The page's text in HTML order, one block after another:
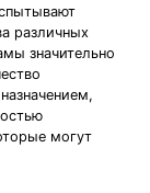
различных
значительно
могут